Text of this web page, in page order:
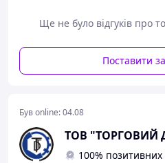
Ще не було відгуків про
Поставити
Був online:04.08
ТОВ "ТОРГОВИЙ
100% позитивних